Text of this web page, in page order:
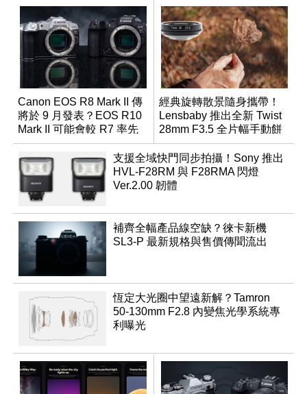
Canon EOS R8 Mark II 傳
將於 9 月發表？EOS R10
Mark II 可能會較 R7 率先
推出
經典旋轉散景隨身攜帶！
Lensbaby 推出全新 Twist
28mm F3.5 全片幅手動餅
乾鏡
支援全域快門同步拍攝！Sony 推出
HVL-F28RM 與 F28RMA 閃燈
Ver.2.00 韌體
補齊全幅產品線空缺？徠卡新機
SL3-P 最新規格與售價傳聞流出
恆定大光圈中望遠新解？Tamron
50-130mm F2.8 內變焦光學系統專
利曝光